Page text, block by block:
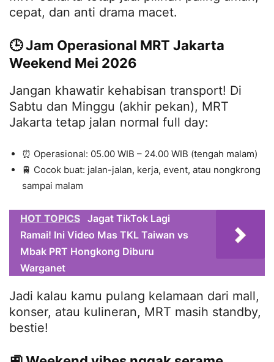
cepat, dan anti drama macet.
🕒 Jam Operasional MRT Jakarta
Weekend Mei 2026
Jangan khawatir kehabisan transport! Di
Sabtu dan Minggu (akhir pekan), MRT
Jakarta tetap jalan normal full day:
⏰ Operasional: 05.00 WIB – 24.00 WIB (tengah malam)
🚆 Cocok buat: jalan-jalan, kerja, event, atau nongkrong
sampai malam
HOT TOPICS Jagat TikTok Lagi
Ramai! Ini Video Mas TKL Taiwan vs
Mbak PRT Hongkong Diburu
Warganet
Jadi kalau kamu pulang kelamaan dari mall,
konser, atau kulineran, MRT masih standby,
bestie!